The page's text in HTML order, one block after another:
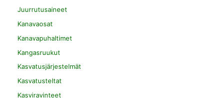
Juurrutusaineet
Kanavaosat
Kanavapuhaltimet
Kangasruukut
Kasvatusjärjestelmät
Kasvatusteltat
Kasviravinteet